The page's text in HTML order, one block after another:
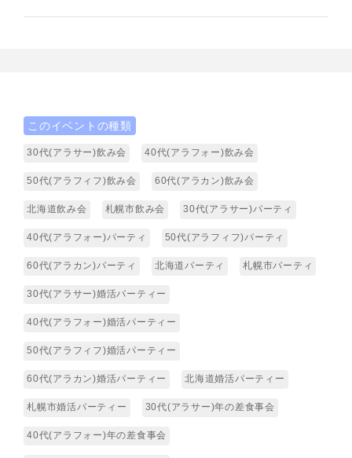
このイベントの種類
30代(アラサー)飲み会 40代(アラフォー)飲み会
50代(アラフィフ)飲み会 60代(アラカン)飲み会
北海道飲み会 札幌市飲み会 30代(アラサー)パーティ
40代(アラフォー)パーティ 50代(アラフィフ)パーティ
60代(アラカン)パーティ 北海道パーティ 札幌市パーティ
30代(アラサー)婚活パーティー
40代(アラフォー)婚活パーティー
50代(アラフィフ)婚活パーティー
60代(アラカン)婚活パーティー 北海道婚活パーティー
札幌市婚活パーティー 30代(アラサー)年の差食事会
40代(アラフォー)年の差食事会